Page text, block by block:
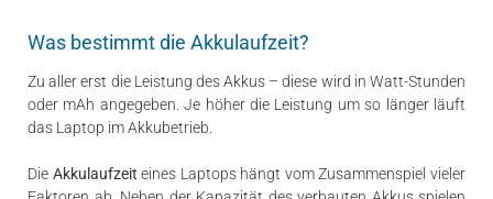
Was bestimmt die Akkulaufzeit?
Zu aller erst die Leistung des Akkus – diese wird in Watt-Stunden
oder mAh angegeben. Je höher die Leistung um so länger läuft
das Laptop im Akkubetrieb.
Die Akkulaufzeit eines Laptops hängt vom Zusammenspiel vieler